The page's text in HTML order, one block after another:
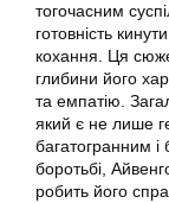
тогочасним
готовність
кохання. Ця
глибини його
та емпатію.
який є не лише
багатогранним і
боротьбі,
робить його